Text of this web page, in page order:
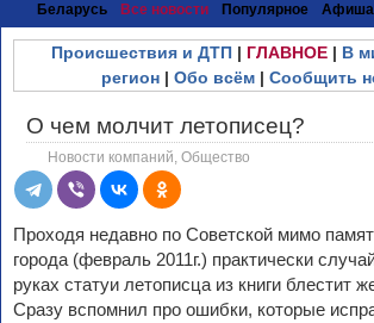
Беларусь Все новости Популярное Афиша
Происшествия и ДТП| ГЛАВНОЕ| В
регион | Обо всём | Сообщить
О чем молчит летописец?
Новости компаний Общество
Проходя недавно по Советской мимо
города (февраль 2011г.) практически
руках статуи летописца из книги блестит
Сразу вспомнил про ошибки, которые